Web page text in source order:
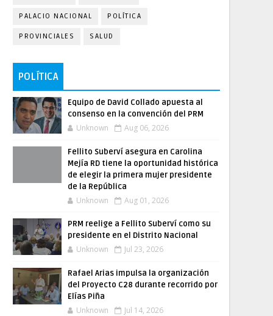
PALACIO NACIONAL POLÍTICA
PROVINCIALES SALUD
POLÍTICA
Equipo de David Collado apuesta al
consenso en la convención del PRM
Unknown Aug 06, 2026
Fellito Suberví asegura en Carolina
Mejía RD tiene la oportunidad histórica
de elegir la primera mujer presidente
de la República
Unknown Aug 01, 2026
PRM reelige a Fellito Suberví como su
presidente en el Distrito Nacional
Unknown Jul 23, 2026
Rafael Arias impulsa la organización
del Proyecto C28 durante recorrido por
Elías Piña
Unknown Jul 14, 2026